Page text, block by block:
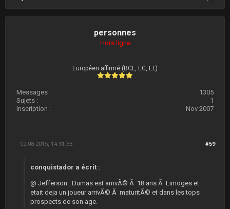
personnes
Hors ligne
Européen affirmé (BCL, EC, EL)
Messages :
1305
Sujets :
1
Inscription :
Nov 2007
#59
02-08-2015, 14:31:33
conquistador a écrit :
@ Jefferson : Dumas est arrivÃ© Ã 18 ans Ã Limoges et
etait deja un joueur arrivÃ© Ã maturitÃ© et dans les tops
prospects de son age.